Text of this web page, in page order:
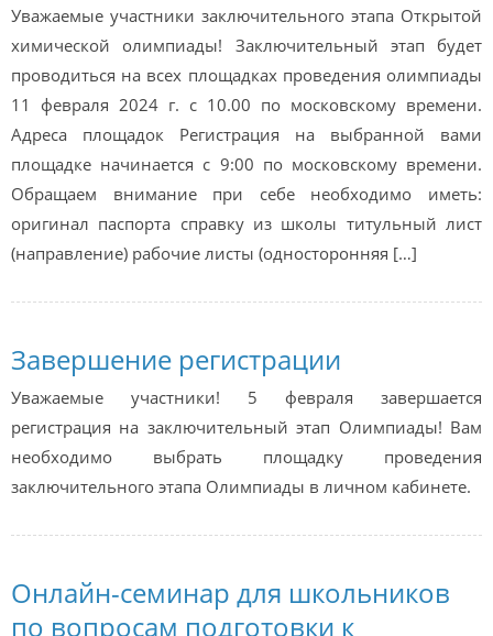
Уважаемые участники заключительного этапа Открытой
химической олимпиады! Заключительный этап будет
проводиться на всех площадках проведения олимпиады
11 февраля 2024 г. с 10.00 по московскому времени.
Адреса площадок Регистрация на выбранной вами
площадке начинается с 9:00 по московскому времени.
Обращаем внимание при себе необходимо иметь:
оригинал паспорта справку из школы титульный лист
(направление) рабочие листы (односторонняя […]
Завершение регистрации
Уважаемые участники! 5 февраля завершается
регистрация на заключительный этап Олимпиады! Вам
необходимо выбрать площадку проведения
заключительного этапа Олимпиады в личном кабинете.
Онлайн-семинар для школьников
по вопросам подготовки к